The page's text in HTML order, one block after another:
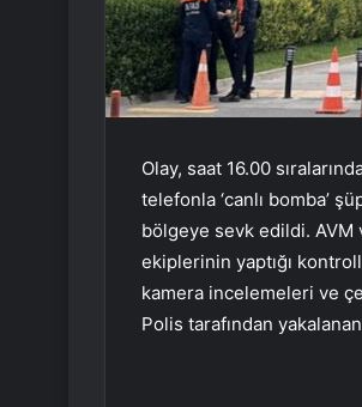
Olay, saat 16.00
telefonla ‘canlı bomba’
bölgeye sevk edildi.
ekiplerinin yaptığı
kamera incelemeleri ve
Polis tarafından